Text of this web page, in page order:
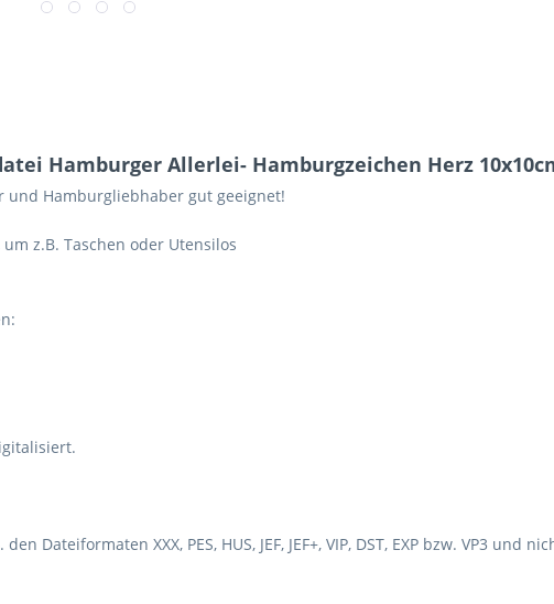
Hamburger Allerlei- Hamburgzeichen Herz
Hamburgliebhaber gut geeignet!
z.B. Taschen oder Utensilos
Dateiformaten XXX, PES, HUS, JEF, JEF+, VIP, DST, EXP bzw. VP3 und